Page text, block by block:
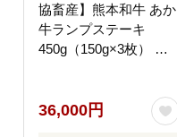
協畜産】熊本和牛 あか
牛ランプステーキ
450g（150g×3枚） 赤
お土産 ギフト 贈り物
贈答用 豪華 おかず 簡
36,000円